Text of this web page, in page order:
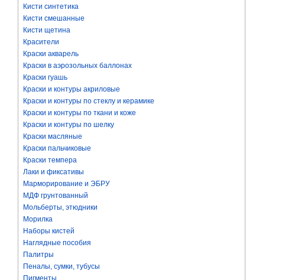
Кисти синтетика
Кисти смешанные
Кисти щетина
Красители
Краски акварель
Краски в аэрозольных баллонах
Краски гуашь
Краски и контуры акриловые
Краски и контуры по стеклу и керамике
Краски и контуры по ткани и коже
Краски и контуры по шелку
Краски масляные
Краски пальчиковые
Краски темпера
Лаки и фиксативы
Марморирование и ЭБРУ
МДФ грунтованный
Мольберты, этюдники
Морилка
Наборы кистей
Наглядные пособия
Палитры
Пеналы, сумки, тубусы
Пигменты